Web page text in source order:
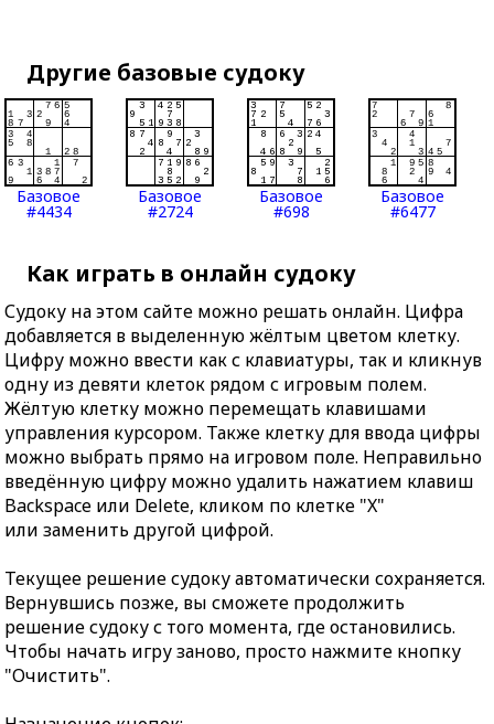
Другие базовые судоку
Базовое
#4434
Базовое
#2724
Базовое
#698
Базовое
#6477
Как играть в онлайн судоку
Судоку на этом сайте можно решать онлайн. Цифра
добавляется в выделенную жёлтым цветом клетку.
Цифру можно ввести как с клавиатуры, так и кликнув
одну из девяти клеток рядом с игровым полем.
Жёлтую клетку можно перемещать клавишами
управления курсором. Также клетку для ввода цифры
можно выбрать прямо на игровом поле. Неправильно
введённую цифру можно удалить нажатием клавиш
Backspace или Delete, кликом по клетке "X"
или заменить другой цифрой.
Текущее решение судоку автоматически сохраняется.
Вернувшись позже, вы сможете продолжить
решение судоку с того момента, где остановились.
Чтобы начать игру заново, просто нажмите кнопку
"Очистить".